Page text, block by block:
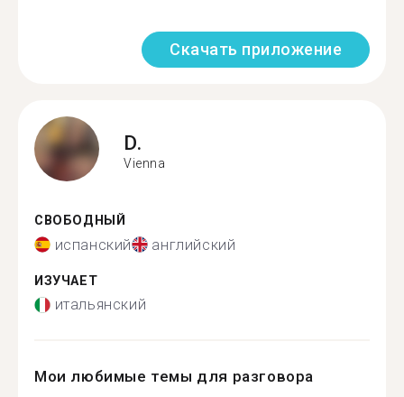
Скачать приложение
D.
Vienna
СВОБОДНЫЙ
испанский английский
ИЗУЧАЕТ
итальянский
Мои любимые темы для разговора